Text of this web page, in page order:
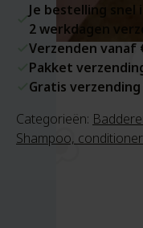
Je bestelling snel
2 werkdagen
Verzenden vanaf
Pakket
Gratis
Categorieën:
Shampoo,